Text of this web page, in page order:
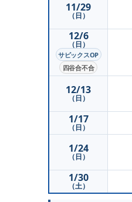
11/29
（日）
12/6
（日）
サピックスOP
四谷合不合
12/13
（日）
1/17
（日）
1/24
（日）
1/30
（土）